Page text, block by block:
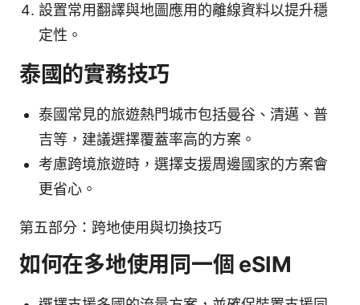
設置常用翻譯與地圖應用的離線資料以提升穩
定性。
泰國的實務技巧
泰國常見的旅遊熱門城市包括曼谷、清邁、普
吉等，建議選擇覆蓋率高的方案。
考慮跨境旅遊時，選擇支援周邊國家的方案會
更省心。
第五部分：跨地使用與切換技巧
如何在多地使用同一個 eSIM